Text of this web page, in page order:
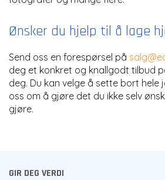
Ønsker du hjelp til å lage
Send oss en forespørsel på
deg et konkret og knallgodt tilbud
deg. Du kan velge å sette bort hele
oss om å gjøre det du ikke selv
gjøre.
GIR DEG VERDI